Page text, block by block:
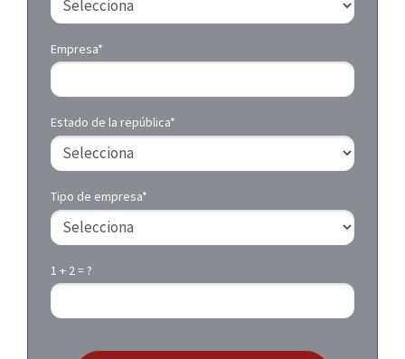
Empresa*
Estado de la república*
Tipo de empresa*
1 + 2 = ?